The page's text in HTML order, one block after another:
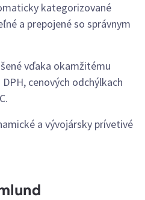
kategorizované
a prepojené so správnym
vďaka okamžitému
cenových odchýlkach
a vývojársky prívetivé